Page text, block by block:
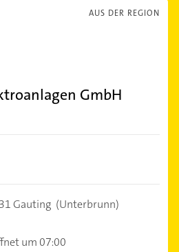
AUS DER REGION
GmbH
Gauting (Unterbrunn)
um 07:00